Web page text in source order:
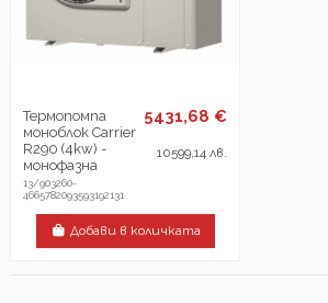
Термопомпа
моноблок Carrier
R290 (4kw) -
монофазна
13/903260-
4665782093593192131
5431,68 €
10599,14 лв.
Добави в количката